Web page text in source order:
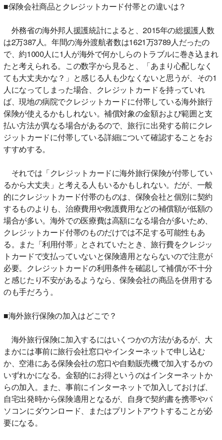
■保険会社商品とクレジットカード付帯との違いは？
外務省の海外邦人援護統計によると、2015年の総援護人数
は2万387人。年間の海外渡航者数は1621万3789人だったの
で、約1000人に1人が海外で何かしらのトラブルに巻き込まれ
たと考えられる。この数字から見ると、「あまり心配しなく
ても大丈夫かな？」と感じる人も少なくないと思うが、その1
人になってしまった場合、クレジットカードを持っていれ
ば、現地の病院でクレジットカードに付帯している海外旅行
保険が使えるかもしれない。補償対象の金額および範囲と支
払い方法が異なる場合があるので、旅行に出発する前にクレ
ジットカードに付帯している詳細について確認することをお
すすめする。
それでは「クレジットカードに海外旅行保険が付帯してい
るから大丈夫」と考える人もいるかもしれない。だが、一般
的にクレジットカード付帯のものは、保険会社と個別に契約
するものよりも、治療費用や救護費用などの補償額が低額の
場合が多い。海外での医療費は高額になる場合が多いため、
クレジットカード付帯のものだけでは不足する可能性もあ
る。また「利用付帯」とされていたとき、旅行費をクレジッ
トカードで支払っていないと保険適用とならないので注意が
必要。クレジットカードの利用条件を確認して補償が不十分
と感じたり不安があるようなら、保険会社の商品を併用する
のも手だろう。
■海外旅行保険の加入はどこで？
海外旅行保険に加入するにはいくつかの方法があるが、大
まかには事前に旅行会社窓口やインターネットで申し込む
か、空港にある保険会社の窓口や自動販売機で加入するかの
いずれかになる。金額的にお得というのはインターネットか
らの加入。また、事前にインターネットで加入しておけば、
自宅出発時から保険適用となるが、自身で契約書を携帯やパ
ソコンにダウンロード、またはプリントアウトすることが必
要になる。